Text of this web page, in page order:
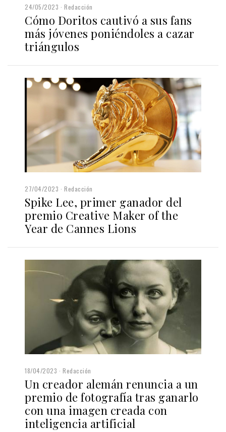
24/05/2023 Redacción
Cómo Doritos cautivó a sus fans
más jóvenes poniéndoles a cazar
triángulos
27/04/2023 Redacción
Spike Lee, primer ganador del
premio Creative Maker of the
Year de Cannes Lions
18/04/2023 Redacción
Un creador alemán renuncia a un
premio de fotografía tras ganarlo
con una imagen creada con
inteligencia artificial